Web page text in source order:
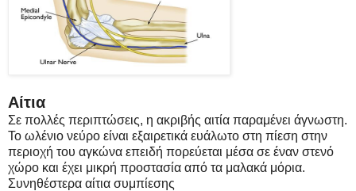
Αίτια
Σε πολλές περιπτώσεις, η ακριβής αιτία παραμένει άγνωστη.
Το ωλένιο νεύρο είναι εξαιρετικά ευάλωτο στη πίεση στην
περιοχή του αγκώνα επειδή πορεύεται μέσα σε έναν στενό
χώρο και έχει μικρή προστασία από τα μαλακά μόρια.
Συνηθέστερα αίτια συμπίεσης